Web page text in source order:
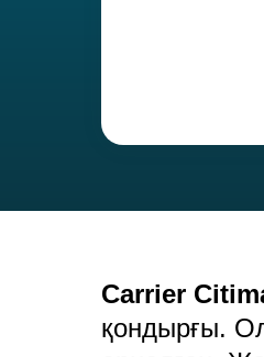
Carrier
қондырғы.